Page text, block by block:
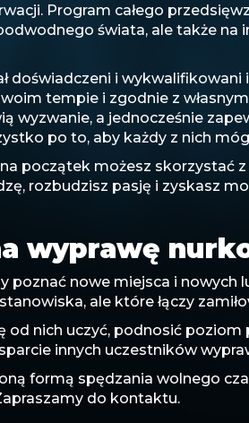
Program całego
świata, ale także na
doświadczeni i wykwalifikowani
tempie i zgodnie z
a jednocześnie
po to, aby każdy z nich
początek możesz skorzystać z
rozbudzisz pasję i zyskasz
wyprawę
nowe miejsca i nowych
ale które łączy
nich uczyć, podnosić
innych uczestników
formą spędzania wolnego
do kontaktu.